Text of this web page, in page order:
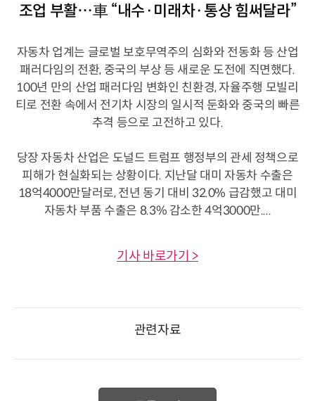
조업 부활…車 “내수·미래차·통상 힘써달라”
자동차 업계는 글로벌 보호무역주의 심화와 전동화 등 산업
패러다임의 전환, 중국의 부상 등 새로운 도전에 직면했다.
100년 만의 산업 패러다임 변화인 친환경, 자율주행 모빌리
티로 전환 속에서 전기차 시장의 일시적 둔화와 중국의 빠른
추격 등으로 고전하고 있다.
당장 자동차 산업은 도널드 트럼프 행정부의 관세 정책으로
피해가 현실화되는 상황이다. 지난달 대미 자동차 수출은
18억4000만달러로, 전년 동기 대비 32.0% 급감했고 대미
자동차 부품 수출은 8.3% 감소한 4억3000만....
기사 바로가기 >
관련자료